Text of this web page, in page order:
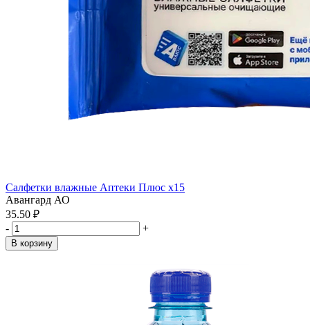
Салфетки влажные Аптеки Плюс x15
Авангард АО
35.50 ₽
-
+
В корзину